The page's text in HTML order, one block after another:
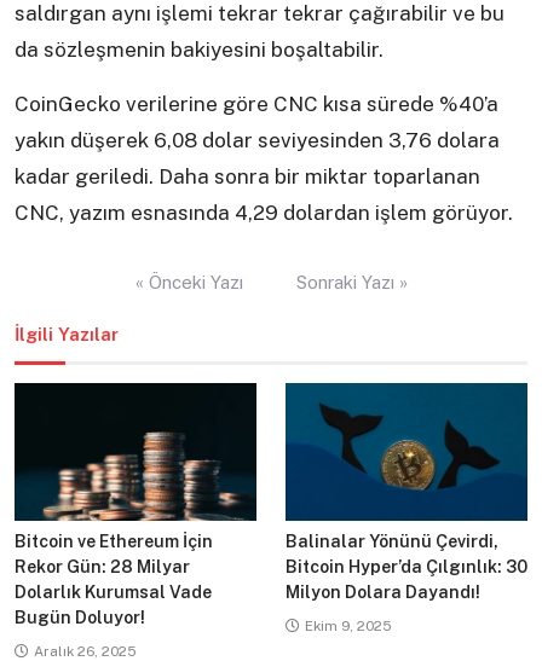
saldırgan aynı işlemi tekrar tekrar çağırabilir ve bu
da sözleşmenin bakiyesini boşaltabilir.
CoinGecko verilerine göre CNC kısa sürede %40’a
yakın düşerek 6,08 dolar seviyesinden 3,76 dolara
kadar geriledi. Daha sonra bir miktar toparlanan
CNC, yazım esnasında 4,29 dolardan işlem görüyor.
« Önceki Yazı Sonraki Yazı »
İlgili Yazılar
Bitcoin ve Ethereum İçin
Rekor Gün: 28 Milyar
Dolarlık Kurumsal Vade
Bugün Doluyor!
Aralık 26, 2025
Balinalar Yönünü Çevirdi,
Bitcoin Hyper’da Çılgınlık: 30
Milyon Dolara Dayandı!
Ekim 9, 2025